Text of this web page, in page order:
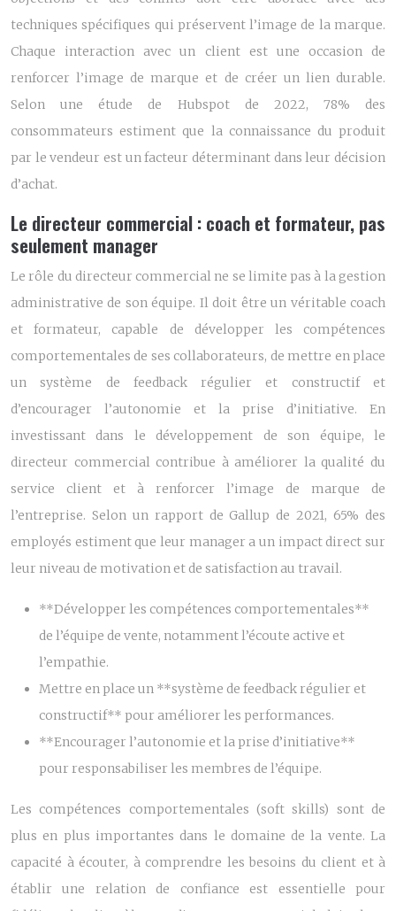
techniques spécifiques qui préservent l’image de la marque.
Chaque interaction avec un client est une occasion de
renforcer l’image de marque et de créer un lien durable.
Selon une étude de Hubspot de 2022, 78% des
consommateurs estiment que la connaissance du produit
par le vendeur est un facteur déterminant dans leur décision
d’achat.
Le directeur commercial : coach et formateur, pas
seulement manager
Le rôle du directeur commercial ne se limite pas à la gestion
administrative de son équipe. Il doit être un véritable coach
et formateur, capable de développer les compétences
comportementales de ses collaborateurs, de mettre en place
un système de feedback régulier et constructif et
d’encourager l’autonomie et la prise d’initiative. En
investissant dans le développement de son équipe, le
directeur commercial contribue à améliorer la qualité du
service client et à renforcer l’image de marque de
l’entreprise. Selon un rapport de Gallup de 2021, 65% des
employés estiment que leur manager a un impact direct sur
leur niveau de motivation et de satisfaction au travail.
**Développer les compétences comportementales**
de l’équipe de vente, notamment l’écoute active et
l’empathie.
Mettre en place un **système de feedback régulier et
constructif** pour améliorer les performances.
**Encourager l’autonomie et la prise d’initiative**
pour responsabiliser les membres de l’équipe.
Les compétences comportementales (soft skills) sont de
plus en plus importantes dans le domaine de la vente. La
capacité à écouter, à comprendre les besoins du client et à
établir une relation de confiance est essentielle pour